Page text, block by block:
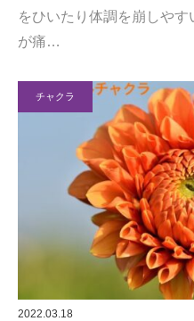
をひいたり体調を崩しや
が痛…
チャクラ
2022.03.18